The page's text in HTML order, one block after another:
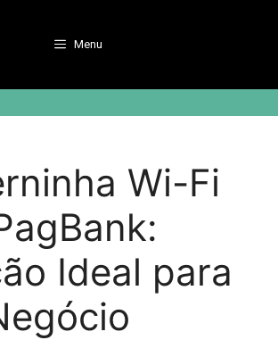
Menu
Wi-Fi
Ideal para